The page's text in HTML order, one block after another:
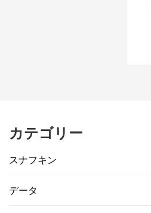
カテゴリー
スナフキン
データ